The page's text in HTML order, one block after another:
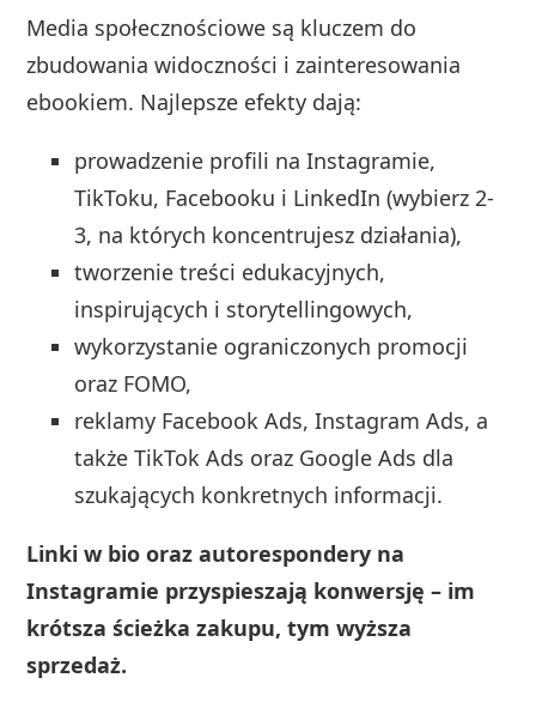
Media społecznościowe są kluczem do
zbudowania widoczności i zainteresowania
ebookiem. Najlepsze efekty dają:
prowadzenie profili na Instagramie,
TikToku, Facebooku i LinkedIn (wybierz 2-
3, na których koncentrujesz działania),
tworzenie treści edukacyjnych,
inspirujących i storytellingowych,
wykorzystanie ograniczonych promocji
oraz FOMO,
reklamy Facebook Ads, Instagram Ads, a
także TikTok Ads oraz Google Ads dla
szukających konkretnych informacji.
Linki w bio oraz autorespondery na
Instagramie przyspieszają konwersję – im
krótsza ścieżka zakupu, tym wyższa
sprzedaż.